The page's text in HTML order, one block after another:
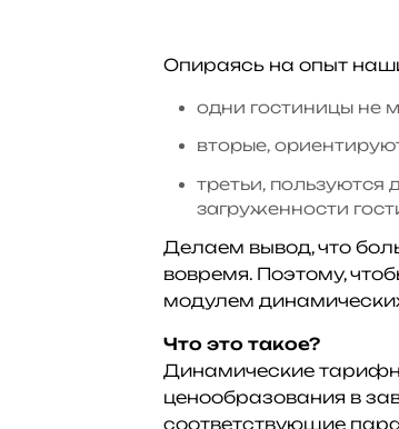
Опираясь на опыт
одни гостиницы не
вторые,
третьи,
загруженности
Делаем вывод, что
вовремя. Поэтому,
модулем
Что это такое?
Динамические
ценообразования в
соответствующие